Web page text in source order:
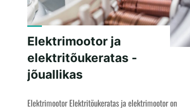
Elektrimootor ja
elektritõukeratas -
jõuallikas
Elektrimootor Elektritõukeratas ja elektrimootor on